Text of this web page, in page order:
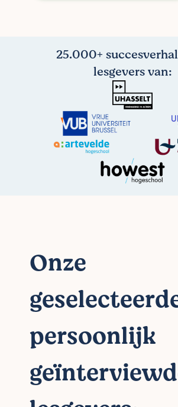
25.000+
lesgevers van:
Onze
persoonlijk